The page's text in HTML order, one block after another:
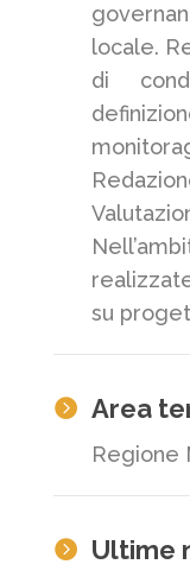
locale.
di
su
 Area
Regione
 Ultime